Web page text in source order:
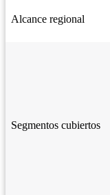
Alcance regional
Segmentos cubiertos